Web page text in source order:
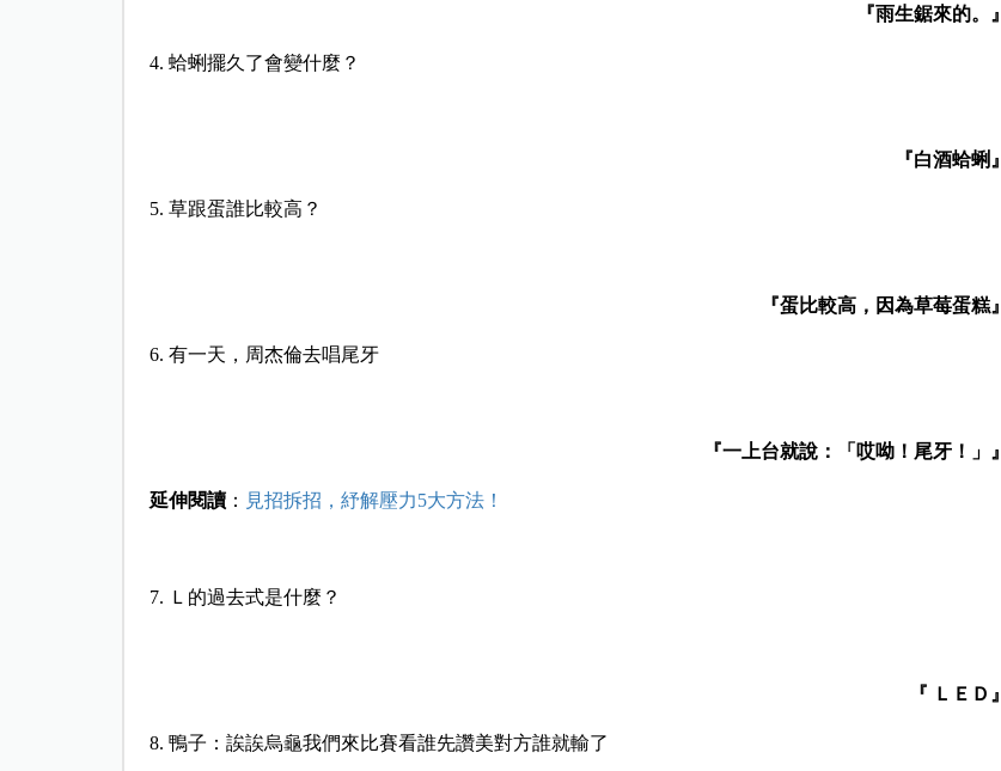
『雨生鋸來的。』
4. 蛤蜊擺久了會變什麼？
『白酒蛤蜊』
5. 草跟蛋誰比較高？
『蛋比較高，因為草莓蛋糕』
6. 有一天，周杰倫去唱尾牙
『一上台就說：「哎呦！尾牙！」』
延伸閱讀： 見招拆招，紓解壓力5大方法！
7. Ｌ的過去式是什麼？
『 ＬＥＤ』
8. 鴨子：誒誒烏龜我們來比賽看誰先讚美對方誰就輸了